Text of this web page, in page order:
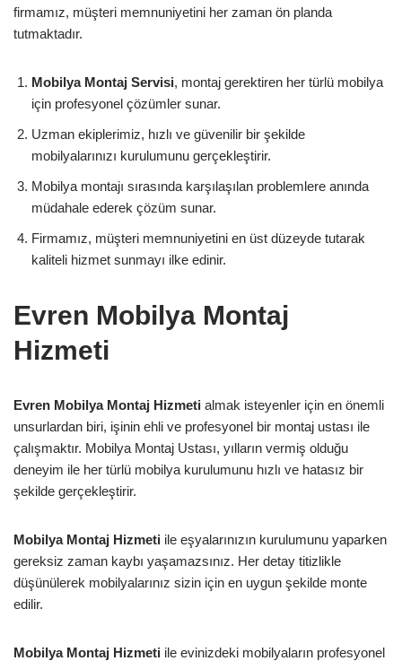
firmamız, müşteri memnuniyetini her zaman ön planda
tutmaktadır.
Mobilya Montaj Servisi, montaj gerektiren her türlü mobilya
için profesyonel çözümler sunar.
Uzman ekiplerimiz, hızlı ve güvenilir bir şekilde
mobilyalarınızı kurulumunu gerçekleştirir.
Mobilya montajı sırasında karşılaşılan problemlere anında
müdahale ederek çözüm sunar.
Firmamız, müşteri memnuniyetini en üst düzeyde tutarak
kaliteli hizmet sunmayı ilke edinir.
Evren Mobilya Montaj
Hizmeti
Evren Mobilya Montaj Hizmeti almak isteyenler için en önemli
unsurlardan biri, işinin ehli ve profesyonel bir montaj ustası ile
çalışmaktır. Mobilya Montaj Ustası, yılların vermiş olduğu
deneyim ile her türlü mobilya kurulumunu hızlı ve hatasız bir
şekilde gerçekleştirir.
Mobilya Montaj Hizmeti ile eşyalarınızın kurulumunu yaparken
gereksiz zaman kaybı yaşamazsınız. Her detay titizlikle
düşünülerek mobilyalarınız sizin için en uygun şekilde monte
edilir.
Mobilya Montaj Hizmeti ile evinizdeki mobilyaların profesyonel